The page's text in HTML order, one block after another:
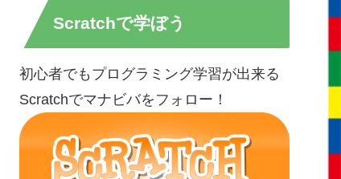
Scratchで学ぼう
初心者でもプログラミング学習が出来る
Scratchでマナビバをフォロー！